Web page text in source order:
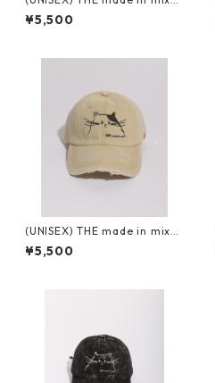
ダメージキャップ
¥5,500
(UNISEX) THE made in mix
ダメージキャップ
¥5,500